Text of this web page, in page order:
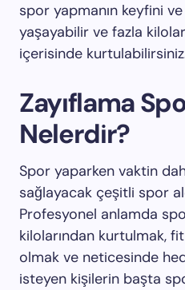
spor yapmanın keyfini
yaşayabilir ve fazla
içerisinde
Zayıflama
Nelerdir?
Spor yaparken vaktin
sağlayacak çeşitli spor
Profesyonel anlamda
kilolarından kurtulmak,
olmak ve neticesinde
isteyen kişilerin başta